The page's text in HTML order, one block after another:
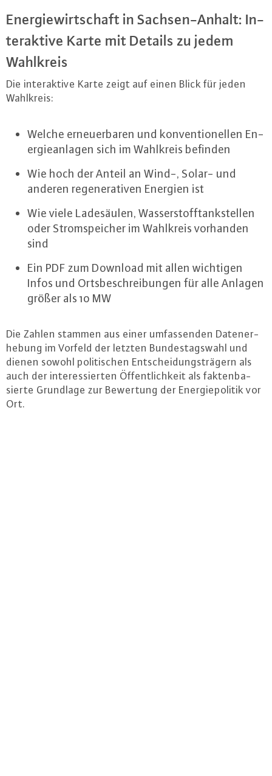
En­er­gie­wirt­schaft in Sach­sen-An­halt: In­
ter­ak­ti­ve Karte mit Details zu jedem
Wahlkreis
Die in­ter­ak­ti­ve Karte zeigt auf einen Blick für jeden
Wahlkreis:
Welche er­neu­er­ba­ren und kon­ven­tio­nel­len En­
er­gie­an­la­gen sich im Wahlkreis befinden
Wie hoch der Anteil an Wind-, Solar- und
anderen re­ge­ne­ra­ti­ven Energien ist
Wie viele La­de­säu­len, Was­ser­stoff­tank­stel­len
oder Strom­spei­cher im Wahlkreis vorhanden
sind
Ein PDF zum Download mit allen wichtigen
Infos und Orts­be­schrei­bun­gen für alle Anlagen
größer als 10 MW
Die Zahlen stammen aus einer um­fas­sen­den Da­ten­er­
he­bung im Vorfeld der letzten Bun­des­tags­wahl und
dienen sowohl po­li­ti­schen Ent­schei­dungs­trä­gern als
auch der in­ter­es­sier­ten Öf­fent­lich­keit als fak­ten­ba­
sier­te Grundlage zur Bewertung der En­er­gie­po­li­tik vor
Ort.